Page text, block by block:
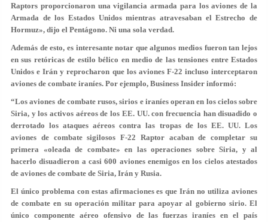
Raptors proporcionaron una vigilancia armada para los aviones de la
Armada de los Estados Unidos mientras atravesaban el Estrecho de
Hormuz», dijo el Pentágono. Ni una sola verdad.
Además de esto, es interesante notar que algunos medios fueron tan lejos
en sus retóricas de estilo bélico en medio de las tensiones entre Estados
Unidos e Irán y reprocharon que los aviones F-22 incluso interceptaron
aviones de combate iraníes. Por ejemplo, Business Insider informó:
“Los aviones de combate rusos, sirios e iraníes operan en los cielos sobre
Siria, y los activos aéreos de los EE. UU. con frecuencia han disuadido o
derrotado los ataques aéreos contra las tropas de los EE. UU. Los
aviones de combate sigilosos F-22 Raptor acaban de completar su
primera «oleada de combate» en las operaciones sobre Siria, y al
hacerlo disuadieron a casi 600 aviones enemigos en los cielos atestados
de aviones de combate de Siria, Irán y Rusia.
El único problema con estas afirmaciones es que Irán no utiliza aviones
de combate en su operación militar para apoyar al gobierno sirio. El
único componente aéreo ofensivo de las fuerzas iraníes en el país